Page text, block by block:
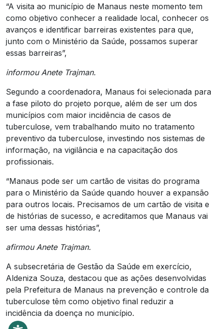
“A visita ao município de Manaus neste momento tem
como objetivo conhecer a realidade local, conhecer os
avanços e identificar barreiras existentes para que,
junto com o Ministério da Saúde, possamos superar
essas barreiras”,
informou Anete Trajman.
Segundo a coordenadora, Manaus foi selecionada para
a fase piloto do projeto porque, além de ser um dos
municípios com maior incidência de casos de
tuberculose, vem trabalhando muito no tratamento
preventivo da tuberculose, investindo nos sistemas de
informação, na vigilância e na capacitação dos
profissionais.
“Manaus pode ser um cartão de visitas do programa
para o Ministério da Saúde quando houver a expansão
para outros locais. Precisamos de um cartão de visita e
de histórias de sucesso, e acreditamos que Manaus vai
ser uma dessas histórias”,
afirmou Anete Trajman.
A subsecretária de Gestão da Saúde em exercício,
Aldeniza Souza, destacou que as ações desenvolvidas
pela Prefeitura de Manaus na prevenção e controle da
tuberculose têm como objetivo final reduzir a
incidência da doença no município.